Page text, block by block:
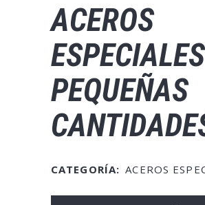
ACEROS
PEQUEÑAS
CATEGORÍA: ACEROS